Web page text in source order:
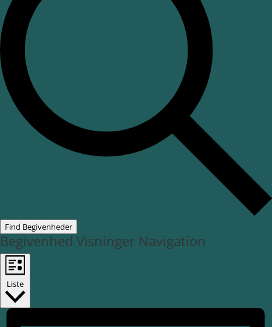
Find Begivenheder
Begivenhed Visninger Navigation
Liste